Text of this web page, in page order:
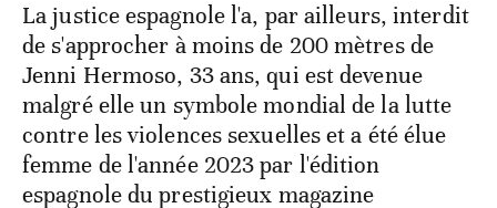
La justice espagnole l'a, par ailleurs, interdit
de s'approcher à moins de 200 mètres de
Jenni Hermoso, 33 ans, qui est devenue
malgré elle un symbole mondial de la lutte
contre les violences sexuelles et a été élue
femme de l'année 2023 par l'édition
espagnole du prestigieux magazine